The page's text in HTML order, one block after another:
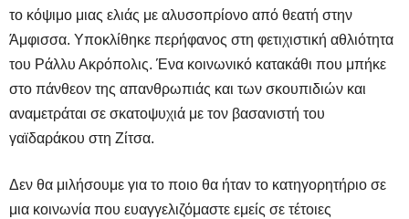
το κόψιμο μιας ελιάς με αλυσοπρίονο από θεατή στην
Άμφισσα. Υποκλίθηκε περήφανος στη φετιχιστική αθλιότητα
του Ράλλυ Ακρόπολις. Ένα κοινωνικό κατακάθι που μπήκε
στο πάνθεον της απανθρωπιάς και των σκουπιδιών και
αναμετράται σε σκατοψυχιά με τον βασανιστή του
γαϊδαράκου στη Ζίτσα.
Δεν θα μιλήσουμε για το ποιο θα ήταν το κατηγορητήριο σε
μια κοινωνία που ευαγγελιζόμαστε εμείς σε τέτοιες